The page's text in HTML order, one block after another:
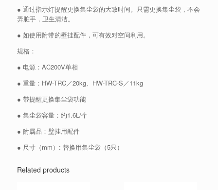
● 通过指示灯提醒更换集尘袋的大致时间。只需更换集尘袋，不会
弄脏手，卫生清洁。
● 如使用附带的壁挂配件，可有效对空间利用。
规格：
● 电源：AC200V单相
● 重量：HW-TRC／20kg、HW-TRC-S／11kg
● 带提醒更换集尘袋功能
● 集尘袋容量：约1.6L/个
● 附属品：壁挂用配件
● 尺寸（mm）: 替换用集尘袋（5只）
Related products